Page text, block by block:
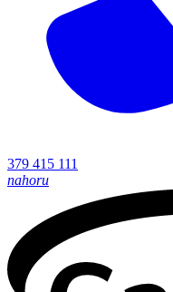
379 415 111
nahoru